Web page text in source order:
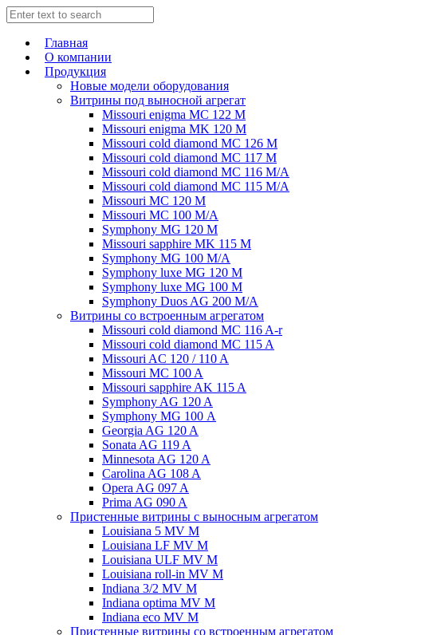
Главная
О компании
Продукция
Новые модели оборудования
Витрины под выносной агрегат
Missouri enigma MC 122 M
Missouri enigma MK 120 M
Missouri cold diamond MC 126 M
Missouri cold diamond MC 117 M
Missouri cold diamond MC 116 M/A
Missouri cold diamond MC 115 M/A
Missouri MC 120 M
Missouri MC 100 M/A
Symphony MG 120 M
Missouri sapphire MK 115 M
Symphony MG 100 M/А
Symphony luxe MG 120 M
Symphony luxe MG 100 M
Symphony Duos AG 200 M/A
Витрины со встроенным агрегатом
Missouri cold diamond MC 116 A-r
Missouri cold diamond MC 115 A
Missouri AC 120 / 110 A
Missouri MC 100 A
Missouri sapphire AK 115 A
Symphony AG 120 A
Symphony MG 100 А
Georgia AG 120 A
Sonata AG 119 A
Minnesota AG 120 A
Carolina AG 108 A
Opera AG 097 A
Prima AG 090 A
Пристенные витрины с выносным агрегатом
Louisiana 5 MV M
Louisiana LF MV M
Louisiana ULF MV M
Louisiana roll-in MV M
Indiana 3/2 MV M
Indiana optima MV M
Indiana eco MV M
Пристенные витрины со встроенным агрегатом